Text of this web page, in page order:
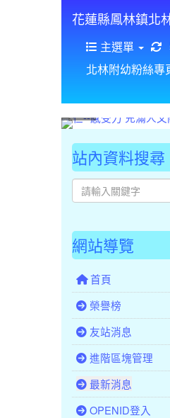
花蓮縣鳳林鎮北
主選單
北林附幼粉絲專
站內資料搜尋
網站導覽
首頁
榮譽榜
友站消息
進階區塊管理
最新消息
OPENID登入